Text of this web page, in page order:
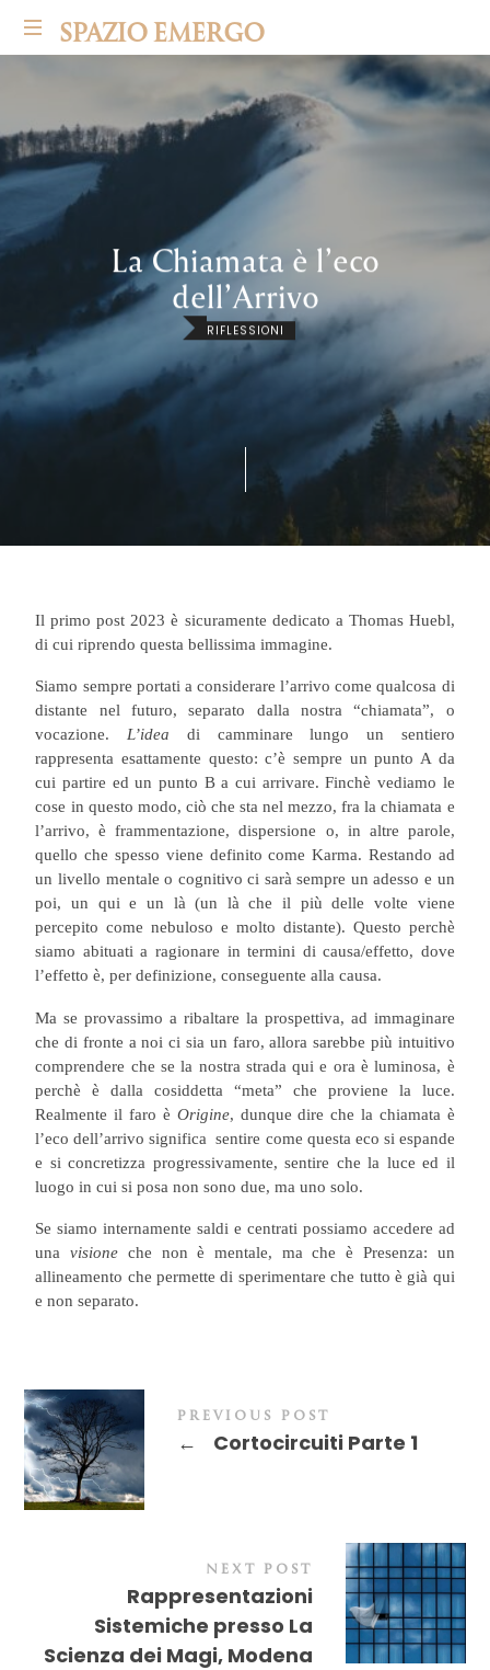
SPAZIO EMERGO
La Chiamata è l’eco
dell’Arrivo
RIFLESSIONI
Il primo post 2023 è sicuramente dedicato a Thomas Huebl,
di cui riprendo questa bellissima immagine.
Siamo sempre portati a considerare l’arrivo come qualcosa di
distante nel futuro, separato dalla nostra “chiamata”, o
vocazione. L’idea di camminare lungo un sentiero
rappresenta esattamente questo:c’è sempre un punto A da
cui partire ed un punto B a cui arrivare. Finchè vediamo le
cose in questo modo, ciò che sta nel mezzo, fra la chiamata e
l’arrivo, è frammentazione, dispersione o, in altre parole,
quello che spesso viene definito come Karma. Restando ad
un livello mentale o cognitivo ci sarà sempre un adesso e un
poi, un qui e un là (un là che il più delle volte viene
percepito come nebuloso e molto distante). Questo perchè
siamo abituati a ragionare in termini di causa/effetto, dove
l’effetto è, per definizione, conseguente alla causa.
Ma se provassimo a ribaltare la prospettiva, ad immaginare
che di fronte a noi ci sia un faro, allora sarebbe più intuitivo
comprendere che se la nostra strada qui e ora è luminosa, è
perchè è dalla cosiddetta “meta” che proviene la luce.
Realmente il faro è Origine, dunque dire che la chiamata è
l’eco dell’arrivo significa sentire come questa eco si espande
e si concretizza progressivamente, sentire che la luce ed il
luogo in cui si posa non sono due, ma uno solo.
Se siamo internamente saldi e centrati possiamo accedere ad
unavisione che non è mentale, ma che è Presenza: un
allineamento che permette di sperimentare che tutto è già qui
e non separato.
PREVIOUS POST
← Cortocircuiti Parte 1
NEXT POST
Rappresentazioni
Sistemiche presso La
Scienza dei Magi, Modena